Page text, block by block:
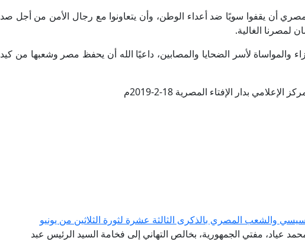
أن يقفوا سويًا ضد أعداء الوطن، وأن يتعاونوا مع رجال الأمن من أجل صد
لمصرنا الغالية.
والمواساة لأسر الضحايا والمصابين، داعيًا الله أن يحفظ مصر وشعبها من كيد
الإعلامي بدار الإفتاء المصرية 18-2-2019م
والشعب المصري بالذكرى الثالثة عشرة لثورة الثلاثين من يونيو
عياد، مفتي الجمهورية، بخالص التهاني إلى فخامة السيد الرئيس عبد